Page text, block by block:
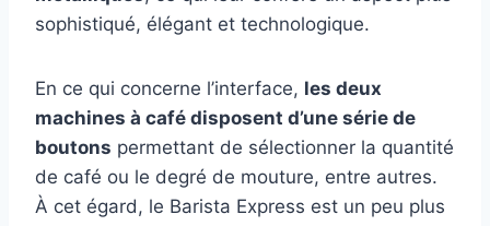
sophistiqué, élégant et technologique.
En ce qui concerne l’interface, les deux
machines à café disposent d’une série de
boutons permettant de sélectionner la quantité
de café ou le degré de mouture, entre autres.
À cet égard, le Barista Express est un peu plus